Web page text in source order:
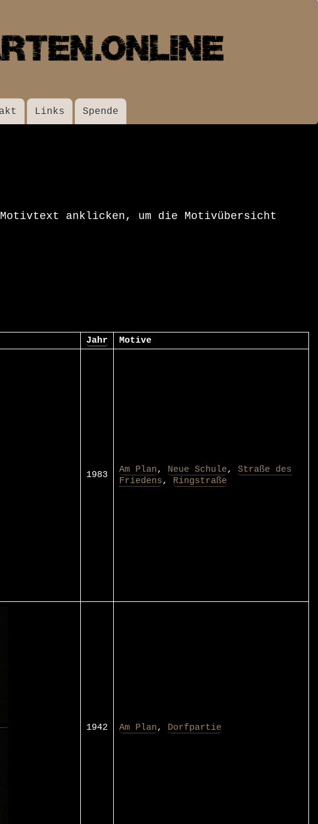
Links Spende
anklicken, um die Motivübersicht
Jahr Motive
1983 Am Plan, Neue Schule, Straße des
Friedens, Ringstraße
1942 Am Plan, Dorfpartie